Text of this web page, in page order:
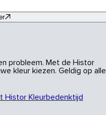
probleem. Met de Histor
kleur kiezen. Geldig op alle
Histor Kleurbedenktijd